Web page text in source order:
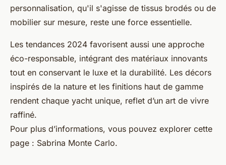
personnalisation, qu'il s'agisse de tissus brodés ou de
mobilier sur mesure, reste une force essentielle.
Les tendances 2024 favorisent aussi une approche
éco-responsable, intégrant des matériaux innovants
tout en conservant le luxe et la durabilité. Les décors
inspirés de la nature et les finitions haut de gamme
rendent chaque yacht unique, reflet d’un art de vivre
raffiné.
Pour plus d’informations, vous pouvez explorer cette
page : Sabrina Monte Carlo.